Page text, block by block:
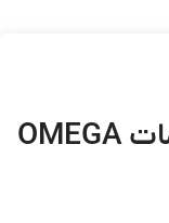
ساعت امگا سیمستر اتومات OMEGA